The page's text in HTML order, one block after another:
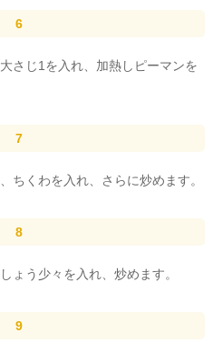
さじ1を入れ、加熱しピーマンを
ちくわを入れ、さらに炒めます。
ょう少々を入れ、炒めます。